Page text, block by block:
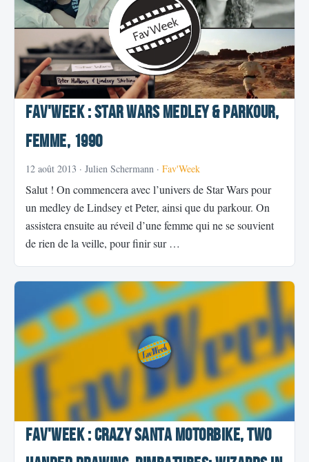
Fav'Week : Star Wars Medley & Parkour,
Femme, 1990
12 août 2013 · Julien Schermann · Fav'Week
Salut ! On commencera avec l’univers de Star Wars pour
un medley de Lindsey et Peter, ainsi que du parkour. On
assistera ensuite au réveil d’une femme qui ne se souvient
de rien de la veille, pour finir sur …
Fav'Week : Crazy Santa Motorbike, Two